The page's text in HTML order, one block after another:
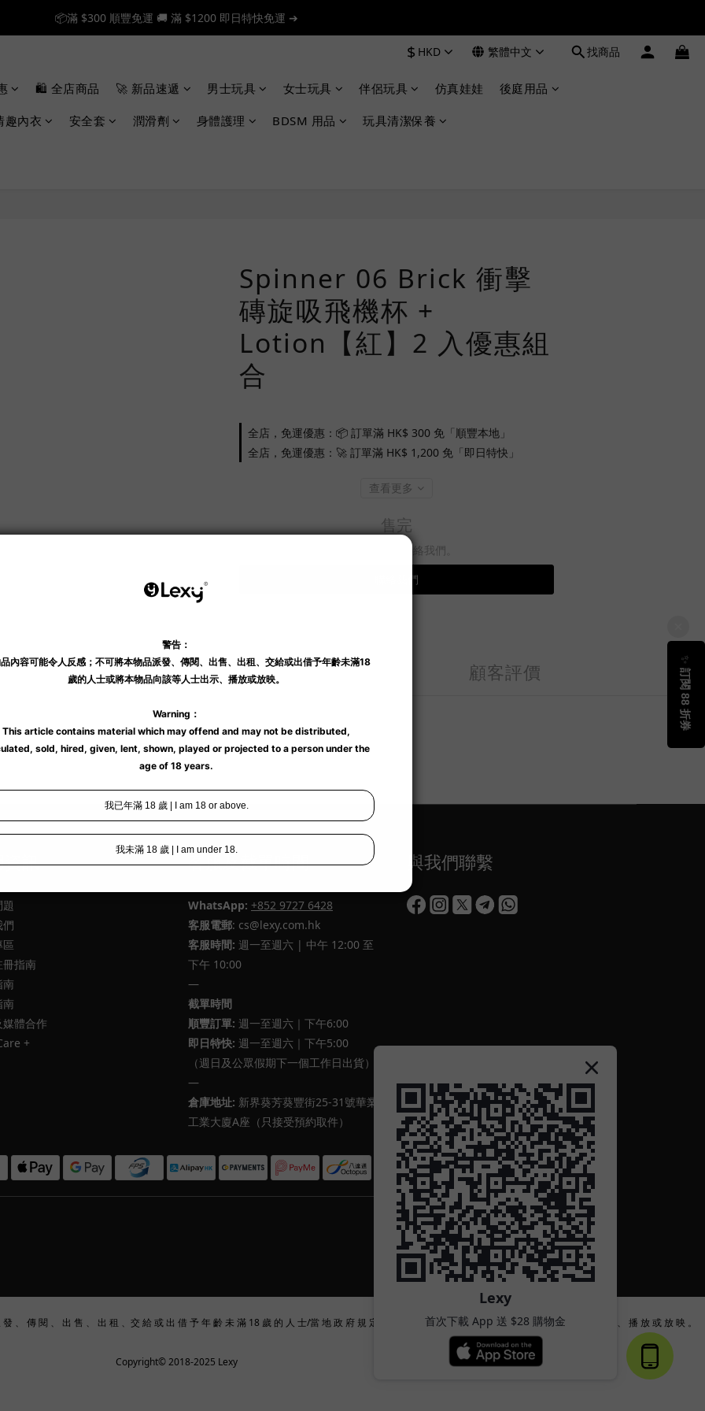
📦滿 $300 順豐免運 🚚 滿 $1200 即日特快免運 ➔
📦滿 $300 順豐免運 🚚 滿 $1200 即日特快免運 ➔
📦滿 $300 順豐免運 🚚 滿 $1200 即日特快免運 ➔
$ HKD 繁體中文 找商品
🛍️ 全店商品 🚀 新品速遞 男士玩具 女士玩具 伴侶玩具 仿真娃娃 後庭用品
趣內衣 安全套 潤滑劑 身體護理 BDSM 用品 玩具清潔保養
Spinner 06 Brick 衝擊
磚旋吸飛機杯 +
Lotion【紅】2 入優惠組
合
全店，免運優惠：📦 訂單滿 HK$ 300 免「順豐本地」
全店，免運優惠：🚀 訂單滿 HK$ 1,200 免「即日特快」
查看更多
售完
若想購買，請聯絡我們。
聯絡我們
送貨及付款方式 顧客評價
商品描述
訊
指南
體合作
+
客服及截單時間
WhatsApp: +852 9727 6428
客服電郵: cs@lexy.com.hk
客服時間: 週一至週六 | 中午 12:00 至
下午 10:00
—
截單時間
順豐訂單: 週一至週六｜下午6:00
即日特快: 週一至週六｜下午5:00
（週日及公眾假期下一個工作日出貨）
—
倉庫地址: 新界葵芳葵豐街25-31號華業
工業大廈A座（只接受預約取件）
與我們聯繫
、 傳 閱 、 出 售 、 出 租 、交 給 或 出 借 予 年 齡 未 滿 18 歲 的 人 士/當 地 政 府 規 定 的 合 法 年 齡 或 將 其 內 容 及 物 品 向 該 等 人 士 出 示 、 播 放 或 放 映 。
Copyright© 2018-2025 Lexy
Lexy
首次下載 App 送 $28 購物金